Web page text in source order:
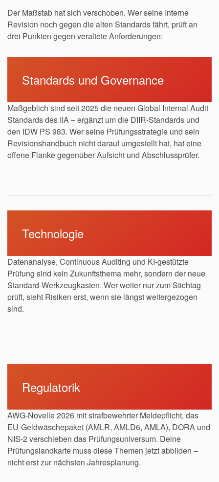
Der Maßstab hat sich verschoben. Wer seine Interne
Revision noch gegen die alten Standards fährt, prüft an
drei Punkten gegen veraltete Anforderungen:
Standards und Governance
Maßgeblich sind seit 2025 die neuen Global Internal Audit
Standards des IIA – ergänzt um die DIIR-Standards und
den IDW PS 983. Wer seine Prüfungsstrategie und sein
Revisionshandbuch nicht darauf umgestellt hat, hat eine
offene Flanke gegenüber Aufsicht und Abschlussprüfer.
Technologie
Datenanalyse, Continuous Auditing und KI-gestützte
Prüfung sind kein Zukunftsthema mehr, sondern der neue
Standard-Werkzeugkasten. Wer weiter nur zum Stichtag
prüft, sieht Risiken erst, wenn sie längst weitergezogen
sind.
Regulatorik
AWG-Novelle 2026 mit strafbewehrter Meldepflicht, das
EU-Geldwäschepaket (AMLR, AMLD6, AMLA), DORA und
NIS-2 verschieben das Prüfungsuniversum. Deine
Prüfungslandkarte muss diese Themen jetzt abbilden –
nicht erst zur nächsten Jahresplanung.